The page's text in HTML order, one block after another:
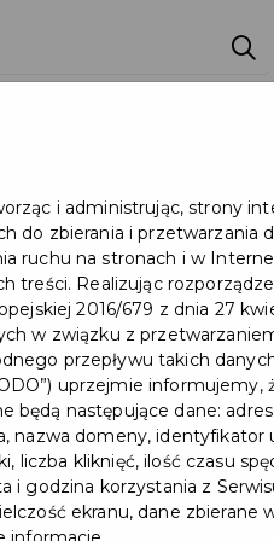
Załatw sprawę
ludności
i administrując, strony
do zbierania i przetwarzania
ruchu na stronach i w
treści. Realizując
2016/679 z dnia 27
w związku z
przepływu takich
uprzejmie informujemy,
będą następujące dane:
nazwa domeny, identyfikator
liczba kliknięć, ilość czasu
i godzina korzystania z
ekranu, dane zbierane